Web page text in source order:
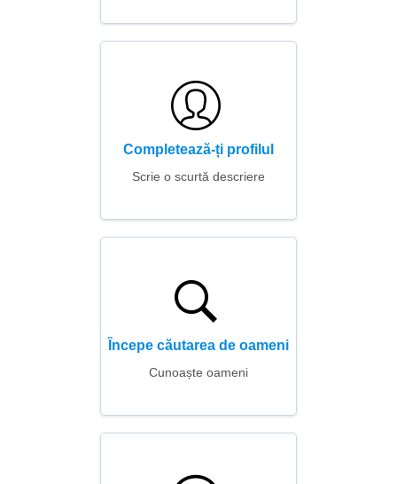
Completează-ți profilul
Scrie o scurtă descriere
Începe căutarea de oameni
Cunoaște oameni